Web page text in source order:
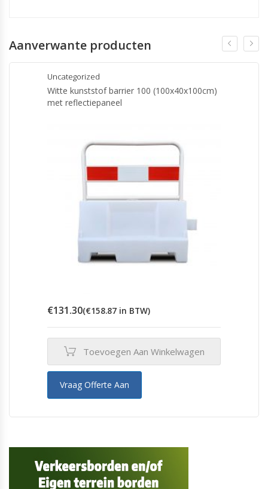
Aanverwante producten
Uncategorized
Witte kunststof barrier 100 (100x40x100cm)
met reflectiepaneel
€131.30(€158.87 in BTW)
Toevoegen Aan Winkelwagen
Vraag Offerte Aan